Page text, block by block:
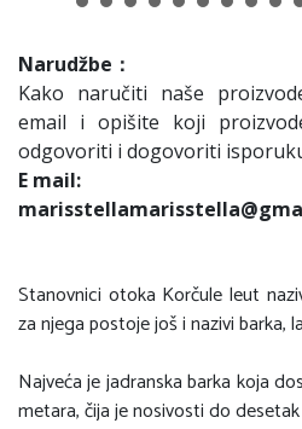
Narudžbe：
Kako naručiti naše
email i opišite koji
odgovoriti i dogovoriti
E mail:
Stanovnici otoka Korčule leut
za njega postoje još i nazivi barka,
Najveća je jadranska barka koja
metara, čija je nosivosti do